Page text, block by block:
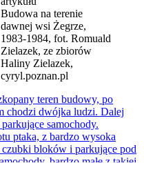
Budowa na terenie
dawnej wsi Żegrze,
1983-1984, fot. Romuald
Zielazek, ze zbiorów
Haliny Zielazek,
cyryl.poznan.pl